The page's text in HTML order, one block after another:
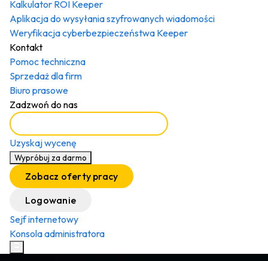
Kalkulator ROI Keeper
Aplikacja do wysyłania szyfrowanych wiadomości
Weryfikacja cyberbezpieczeństwa Keeper
Kontakt
Pomoc techniczna
Sprzedaż dla firm
Biuro prasowe
Zadzwoń do nas
Uzyskaj wycenę
Wypróbuj za darmo
Zobacz oferty pracy
Logowanie
Sejf internetowy
Konsola administratora